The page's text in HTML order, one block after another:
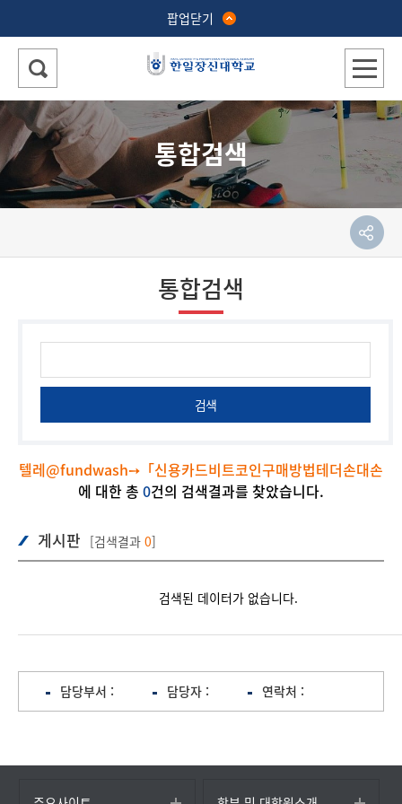
팝업닫기
통합검색
통합검색
검색
텔레@fundwash➙「신용카드비트코인구매방법테더손대손
에 대한 총 0건의 검색결과를 찾았습니다.
게시판 [검색결과 0]
검색된 데이터가 없습니다.
담당부서 : 담당자 : 연락처 :